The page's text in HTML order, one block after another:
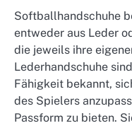
Softballhandschuhe
entweder aus Leder
die jeweils ihre
Lederhandschuhe
Fähigkeit bekannt,
des Spielers
Passform zu bieten.